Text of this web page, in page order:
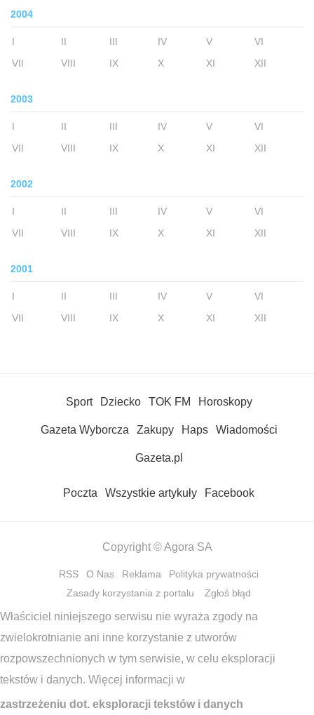
2004
I II III IV V
VI
VII
VIII IX X XI XII
2003
I II III IV V
VI
VII
VIII IX X XI XII
2002
I II III IV V
VI
VII
VIII IX X XI XII
2001
I II III IV V
VI
VII
VIII IX X XI XII
Sport Dziecko TOK FM Horoskopy
Gazeta Wyborcza Zakupy Haps Wiadomości
Gazeta.pl
Poczta Wszystkie artykuły Facebook
Copyright © Agora SA
RSS O Nas Reklama
Polityka prywatności
Zasady korzystania z portalu
Zgłoś błąd
Właściciel niniejszego serwisu nie wyraża zgody na
zwielokrotnianie ani inne korzystanie z utworów
rozpowszechnionych w tym serwisie, w celu eksploracji
tekstów i danych. Więcej informacji w
zastrzeżeniu dot. eksploracji tekstów i danych